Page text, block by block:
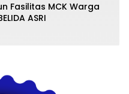
Fasilitas MCK Warga
ASRI